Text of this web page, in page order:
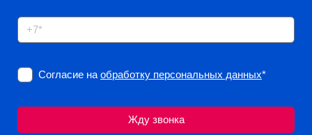
Согласие на обработку персональных данных*